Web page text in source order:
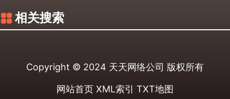
相关搜索
Copyright © 2024 天天网络公司 版权所有
网站首页 XML索引 TXT地图